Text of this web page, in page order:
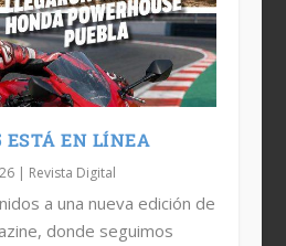
ESTÁ EN LÍNEA
| Revista Digital
a una nueva edición de
donde seguimos